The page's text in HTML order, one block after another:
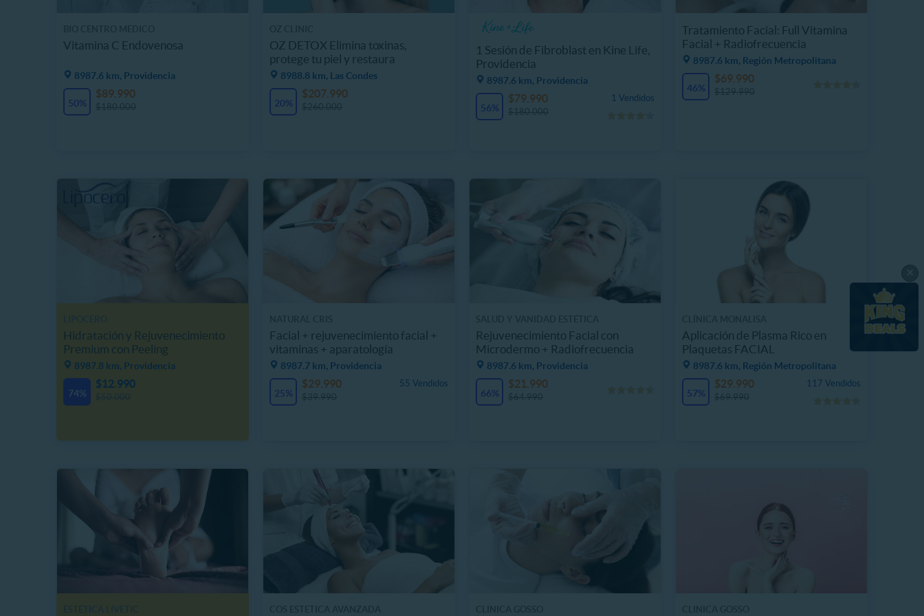
Vitamina C Endovenosa
8987.6 km, Providencia
50%
$89.990
OZ DETOX Elimina toxinas,
protege tu piel y restaura
8988.8 km, Las Condes
20%
$207.990
1 Sesión de Fibroblast en Kine Life,
Providencia
8987.6 km, Providencia
56%
1 Vendidos
$79.990
Tratamiento Facial: Full Vitamina
Facial + Radiofrecuencia
8987.6 km, Región Metropolitana
46%
$69.990
Hidratación y Rejuvenecimiento
Premium con Peeling
8987.8 km, Providencia
74%
$12.990
Facial + rejuvenecimiento facial +
vitaminas + aparatología
8987.7 km, Providencia
25%
55 Vendidos
$29.990
Rejuvenecimiento Facial con
Microdermo + Radiofrecuencia
8987.6 km, Providencia
66%
$21.990
Aplicación de Plasma Rico en
Plaquetas FACIAL
8987.6 km, Región Metropolitana
57%
117 Vendidos
$29.990